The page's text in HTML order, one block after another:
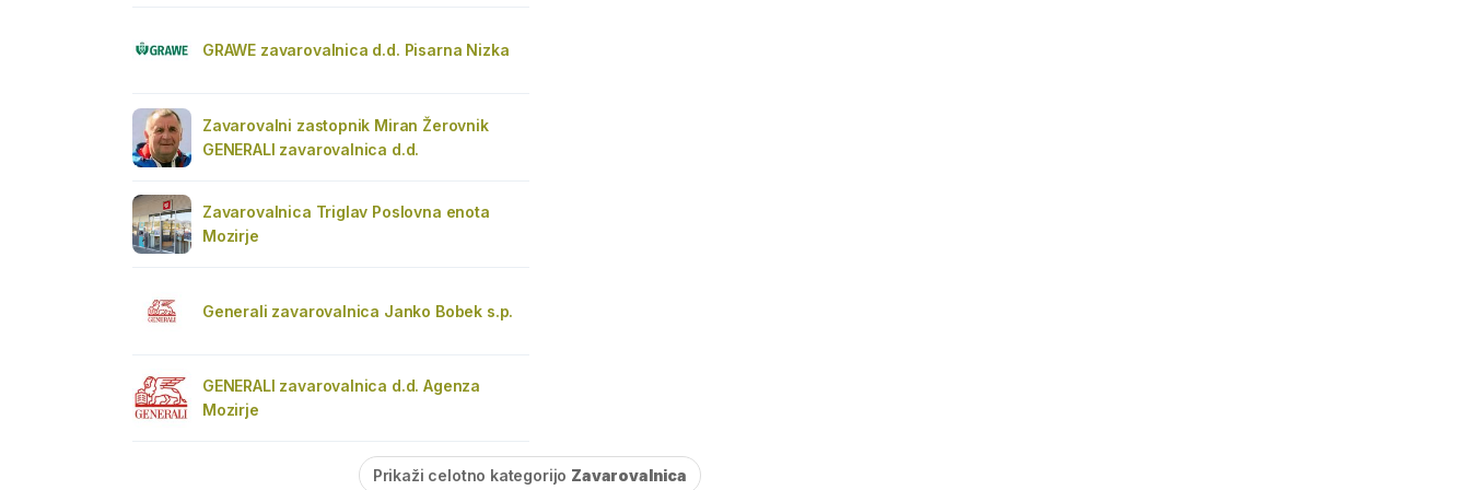
GRAWE zavarovalnica d.d. Pisarna Nizka
Zavarovalni zastopnik Miran Žerovnik
GENERALI zavarovalnica d.d.
Zavarovalnica Triglav Poslovna enota
Mozirje
Generali zavarovalnica Janko Bobek s.p.
GENERALI zavarovalnica d.d. Agenza
Mozirje
Prikaži celotno kategorijo Zavarovalnica